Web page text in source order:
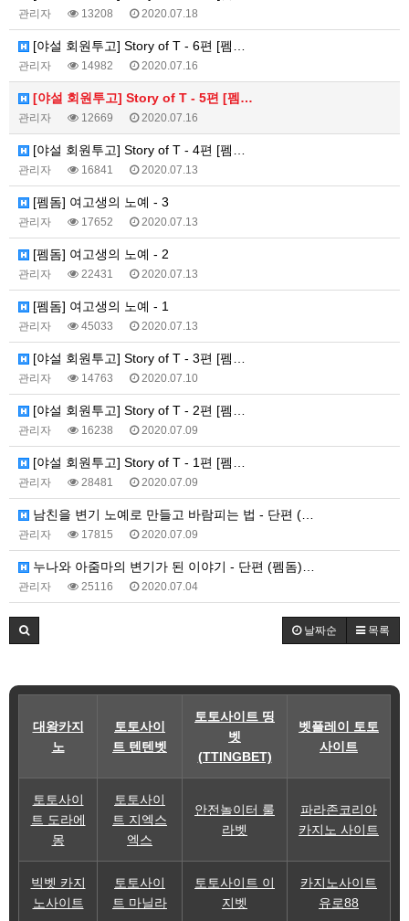
관리자 13208 2020.07.18
[야설 회원투고] Story of T - 6편 [펨…
관리자 14982 2020.07.16
[야설 회원투고] Story of T - 5편 [펨…
관리자 12669 2020.07.16
[야설 회원투고] Story of T - 4편 [펨…
관리자 16841 2020.07.13
[펨돔] 여고생의 노예 - 3
관리자 17652 2020.07.13
[펨돔] 여고생의 노예 - 2
관리자 22431 2020.07.13
[펨돔] 여고생의 노예 - 1
관리자 45033 2020.07.13
[야설 회원투고] Story of T - 3편 [펨…
관리자 14763 2020.07.10
[야설 회원투고] Story of T - 2편 [펨…
관리자 16238 2020.07.09
[야설 회원투고] Story of T - 1편 [펨…
관리자 28481 2020.07.09
남친을 변기 노예로 만들고 바람피는 법 - 단편 (…
관리자 17815 2020.07.09
누나와 아줌마의 변기가 된 이야기 - 단편 (펨돔)…
관리자 25116 2020.07.04
날짜순 목록
대왕카지
노
토토사이
트 텐텐벳
토토사이트 띵
벳
(TTINGBET)
벳플레이 토토
사이트
토토사이
트 도라에
몽
토토사이
트 지엑스
엑스
안전놀이터 룰
라벳
파라존코리아
카지노 사이트
빅벳 카지
노사이트
토토사이
트 마닐라
토토사이트 이
지벳
카지노사이트
유로88